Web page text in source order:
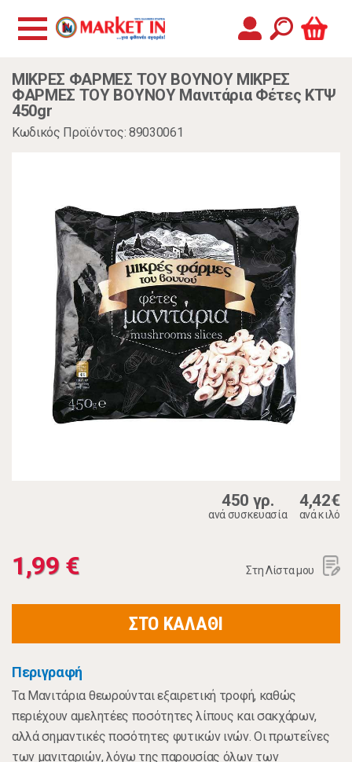
ΜΙΚΡΕΣ ΦΑΡΜΕΣ ΤΟΥ ΒΟΥΝΟΥ ΜΙΚΡΕΣ
ΦΑΡΜΕΣ ΤΟΥ ΒΟΥΝΟΥ Μανιτάρια Φέτες ΚΤΨ
450gr
Κωδικός Προϊόντος: 89030061
450 γρ.
ανά συσκευασία
4,42€
ανά κιλό
1,99 € Στη Λίστα μου
ΣΤΟ ΚΑΛΑΘΙ
Περιγραφή
Τα Μανιτάρια θεωρούνται εξαιρετική τροφή, καθώς
περιέχουν αμελητέες ποσότητες λίπους και σακχάρων,
αλλά σημαντικές ποσότητες φυτικών ινών. Οι πρωτεΐνες
των μανιταριών, λόγω της παρουσίας όλων των